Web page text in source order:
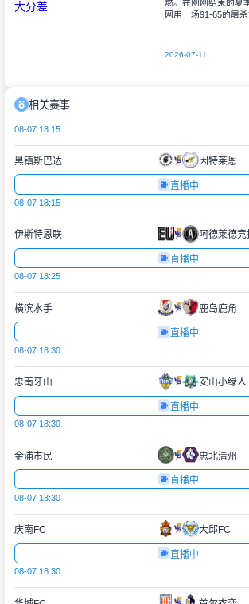
燃。在刚刚结束的夏
网用一场91-65的屠
2026-07-11
相关赛事
08-07 18:15
黑镇斯巴达 因特莱恩
直播中
08-07 18:15
伊斯特恩联 阿德莱德竞
直播中
08-07 18:25
横滨水手 鹿岛鹿角
直播中
08-07 18:30
忠南牙山 安山小绿人
直播中
08-07 18:30
金浦市民 忠北清州
直播中
08-07 18:30
庆南FC 大邱FC
直播中
08-07 18:30